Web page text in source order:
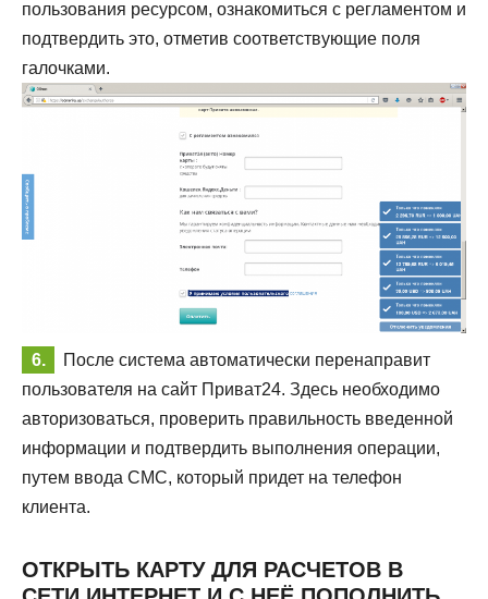
пользования ресурсом, ознакомиться с регламентом и
подтвердить это, отметив соответствующие поля
галочками.
После система автоматически перенаправит
пользователя на сайт Приват24. Здесь необходимо
авторизоваться, проверить правильность введенной
информации и подтвердить выполнения операции,
путем ввода СМС, который придет на телефон
клиента.
ОТКРЫТЬ КАРТУ ДЛЯ РАСЧЕТОВ В